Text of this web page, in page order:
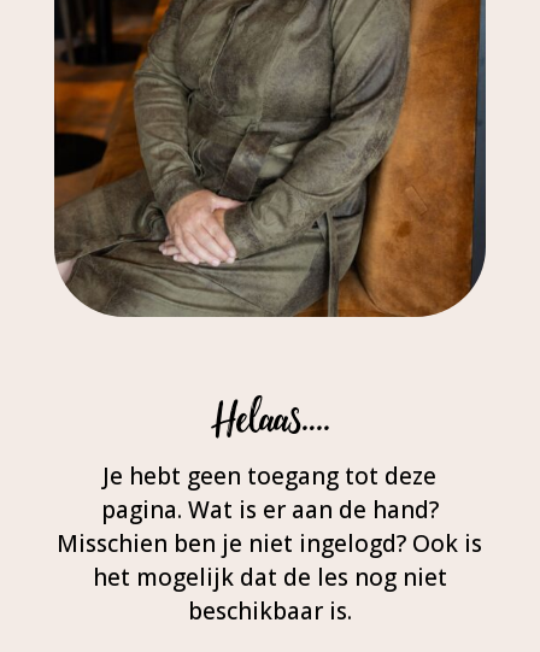
Helaas….
Je hebt geen toegang tot deze
pagina. Wat is er aan de hand?
Misschien ben je niet ingelogd? Ook is
het mogelijk dat de les nog niet
beschikbaar is.